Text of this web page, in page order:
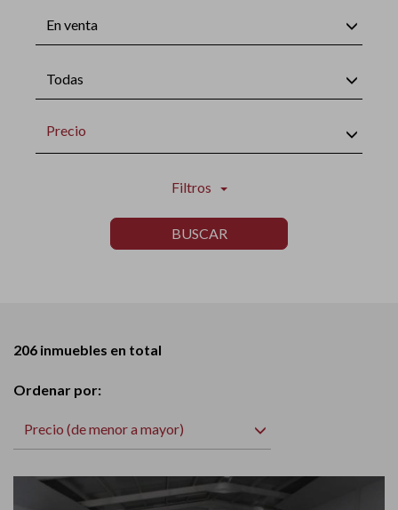
En venta
Todas
Precio
Filtros
BUSCAR
206 inmuebles en total
Ordenar por:
Precio (de menor a mayor)
Previous